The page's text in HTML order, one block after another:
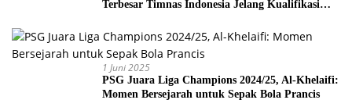
Terbesar Timnas Indonesia Jelang Kualifikasi
1 Juni 2025
PSG Juara Liga Champions 2024/25, Al-Khelaifi:
Momen Bersejarah untuk Sepak Bola Prancis